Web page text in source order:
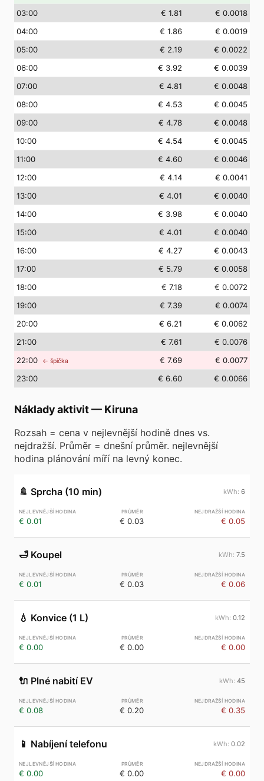
03:00 € 1.81
€ 0.0018
04:00 € 1.86
€ 0.0019
05:00 € 2.19
€ 0.0022
06:00 € 3.92
€ 0.0039
07:00 € 4.81
€ 0.0048
08:00 € 4.53
€ 0.0045
09:00 € 4.78
€ 0.0048
10:00 € 4.54
€ 0.0045
11:00 € 4.60
€ 0.0046
12:00 € 4.14
€ 0.0041
13:00 € 4.01
€ 0.0040
14:00 € 3.98
€ 0.0040
15:00 € 4.01
€ 0.0040
16:00 € 4.27
€ 0.0043
17:00 € 5.79
€ 0.0058
18:00 € 7.18
€ 0.0072
19:00 € 7.39
€ 0.0074
20:00 € 6.21
€ 0.0062
21:00 € 7.61
€ 0.0076
22:00 ← špička € 7.69
€ 0.0077
23:00 € 6.60 € 0.0066
Náklady aktivit— Kiruna
Rozsah = cena v nejlevnější hodině dnes vs.
nejdražší. Průměr = dnešní průměr. nejlevnější
hodina plánování míří na levný konec.
🚿 Sprcha (10 min) 6
€ 0.01 € 0.03 € 0.05
🛁 Koupel 7.5
€ 0.01 € 0.03 € 0.06
💧 Konvice (1 L) 0.12
€ 0.00 € 0.00 € 0.00
🔌 Plné nabití EV 45
€ 0.08 € 0.20 € 0.35
📱 Nabíjení telefonu 0.02
€ 0.00 € 0.00 € 0.00